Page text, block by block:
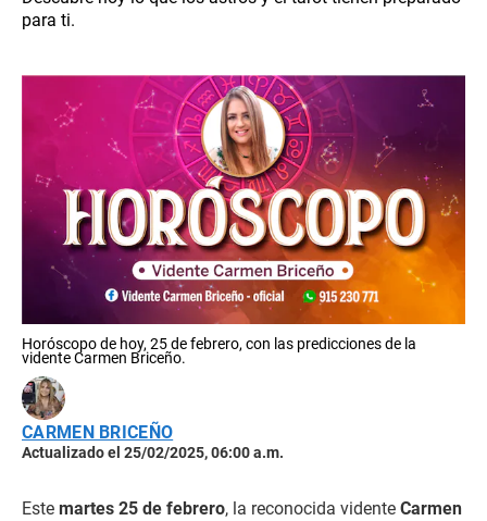
para ti.
Horóscopo de hoy, 25 de febrero, con las predicciones de la
vidente Carmen Briceño.
CARMEN BRICEÑO
Actualizado el 25/02/2025, 06:00 a.m.
Este martes 25 de febrero, la reconocida vidente Carmen